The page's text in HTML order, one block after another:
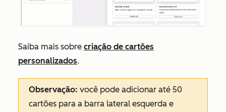
Saiba mais sobre criação de cartões
personalizados.
Observação: você pode adicionar até 50
cartões para a barra lateral esquerda e